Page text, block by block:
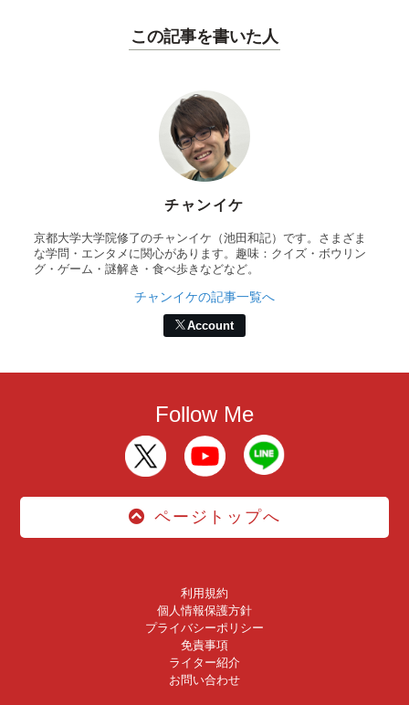
この記事を書いた人
チャンイケ
京都大学大学院修了のチャンイケ（池田和記）です。さまざま
な学問・エンタメに関心があります。趣味：クイズ・ボウリン
グ・ゲーム・謎解き・食べ歩きなどなど。
チャンイケの記事一覧へ
Account
Follow Me
ページトップへ
利用規約
個人情報保護方針
プライバシーポリシー
免責事項
ライター紹介
お問い合わせ